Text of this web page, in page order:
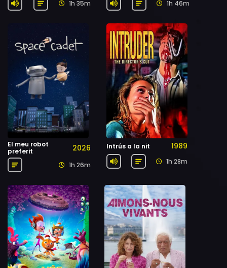
1h 35m 1h 46m
El meu robot
preferit
2026
1h 26m
Intrús a la nit 1989
1h 28m